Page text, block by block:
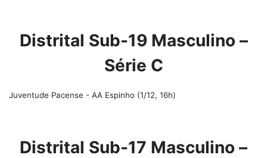
Distrital Sub-19 Masculino –
Série C
Juventude Pacense - AA Espinho (1/12, 16h)
Distrital Sub-17 Masculino –